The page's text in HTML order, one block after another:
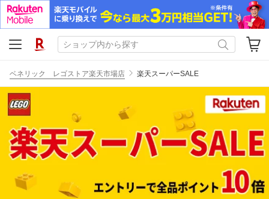
ベネリック レゴストア楽天市場店 楽天スーパーSALE